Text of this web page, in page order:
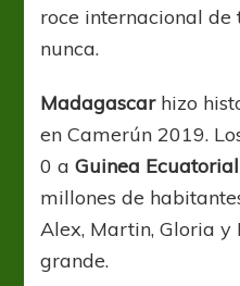
roce internacional de
nunca.
Madagascarhizo
en Camerún 2019.
0 aGuinea Ecuatorial
millones de
Alex, Martin, Gloria
grande.